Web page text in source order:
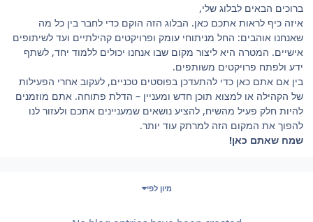
ברוכים הבאים לבלוג שלי,
איזה כיף לראות אתכם כאן. הבלוג הזה הוקם כדי לחבר בין כל מה
שאנחנו אוהבים: החל מניתוחי עומק ופרויקטים קהילתיים ועד לשיתופים
אישיים. המטרה היא ליצור מקום שבו אנחנו יכולים ללמוד יחד, לשתף
ידע ולפתח פרויקטים משותפים.
בין אם אתם כאן כדי להתעדכן בפוסטים טכניים, לעקוב אחרי הפעילות
של הקהילה או למצוא תוכן חדש ומעניין – הדלת פתוחה. אתם מוזמנים
להיות חלק פעיל מהשיח, להציע נושאים שמעניינים אתכם ולעזור לנו
להפוך את המקום הזה למרתק עוד יותר.
שמח שאתם כאן!
מיון לפי